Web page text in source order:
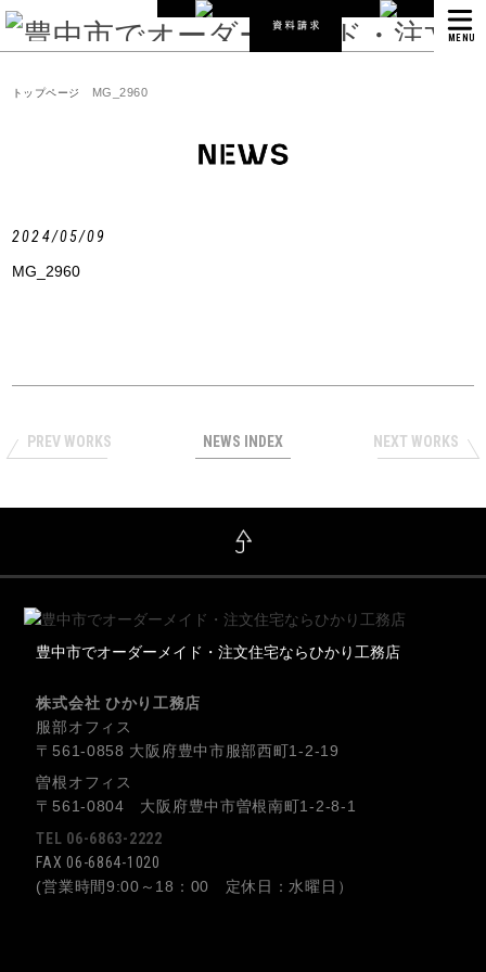
MENU
トップページ MG_2960
2024/05/09
MG_2960
PREV WORKS NEWS INDEX NEXT WORKS
豊中市でオーダーメイド・注文住宅ならひかり工務店
株式会社 ひかり工務店
服部オフィス
〒561-0858 大阪府豊中市服部西町1-2-19
曽根オフィス
〒561-0804 大阪府豊中市曽根南町1-2-8-1
TEL 06-6863-2222
FAX 06-6864-1020
(営業時間9:00～18：00 定休日：水曜日）